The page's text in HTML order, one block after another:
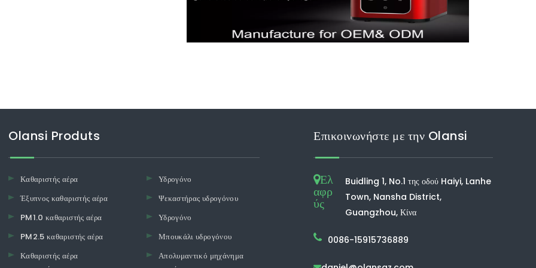
ότι δεν ήταν
Olansi Produts
Καθαριστής αέρα
Έξυπνος καθαριστής αέρα
PM1.0 καθαριστής αέρα
PM2.5 καθαριστής αέρα
Καθαριστής αέρα
Υδρογόνο
Ψεκαστήρας υδρογόνου
Υδρογόνο
Μπουκάλι υδρογόνου
Απολυμαντικό μηχάνημα
Επικοινωνήστε με την Olansi
Ελ
αφρ
ύς
Buidling 1, No.1 της οδού Haiyi, Lanhe
Town, Nansha District,
Guangzhou, Κίνα
0086-15915736889